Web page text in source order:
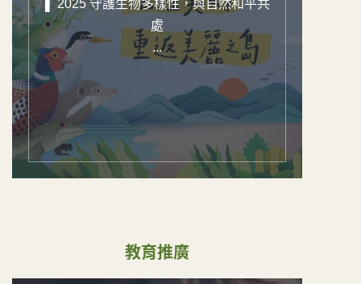
▌ 2025 守護生物多樣性，與自然和平共
處
...
教育推廣